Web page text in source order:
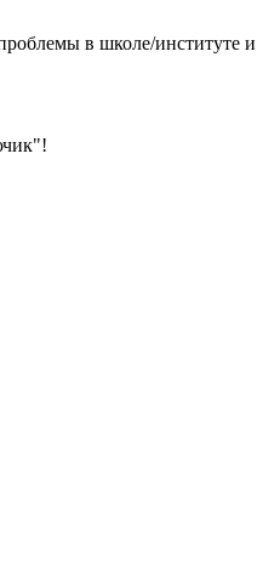
в школе/институте и